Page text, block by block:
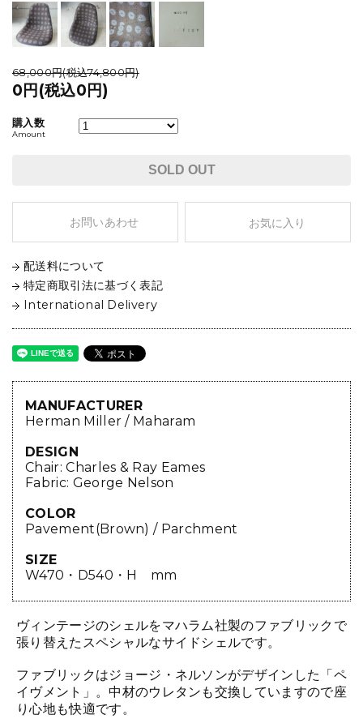
68,000円(税込74,800円)
0円(税込0円)
購入数
Amount
SOLD OUT
お問いあわせ お気に入り
配送料について
特定商取引法に基づく表記
International Delivery
MANUFACTURER
Herman Miller / Maharam
DESIGN
Chair: Charles & Ray Eames
Fabric: George Nelson
COLOR
Pavement(Brown) / Parchment
SIZE
W470・D540・H mm
ヴィンテージのシェルをマハラム社製のファブリックで
張り替えたスペシャルなサイドシェルです。
ファブリックはジョージ・ネルソンがデザインした「ペ
イヴメント」。中材のウレタンも交換していますので座
り心地も快適です。